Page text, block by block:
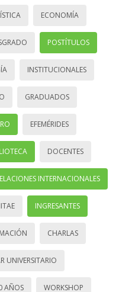
ECONOMÍA
POSTÍTULOS
INSTITUCIONALES
GRADUADOS
EFEMÉRIDES
DOCENTES
INTERNACIONALES
IITAE INGRESANTES
CHARLAS
UNIVERSITARIO
AÑOS WORKSHOP